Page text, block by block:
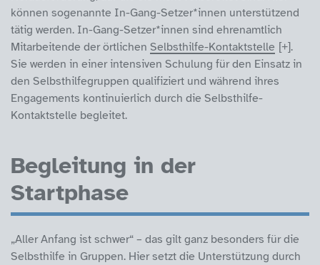
können sogenannte In-Gang-Setzer*innen unterstützend
tätig werden. In-Gang-Setzer*innen sind ehrenamtlich
Mitarbeitende der örtlichen Selbsthilfe-Kontaktstelle
.
Sie werden in einer intensiven Schulung für den Einsatz in
den Selbsthilfegruppen qualifiziert und während ihres
Engagements kontinuierlich durch die Selbsthilfe-
Kontaktstelle begleitet.
Begleitung in der
Startphase
„Aller Anfang ist schwer“ – das gilt ganz besonders für die
Selbsthilfe in Gruppen. Hier setzt die Unterstützung durch